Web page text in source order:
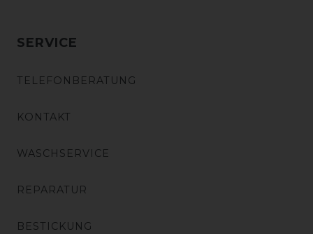
SERVICE
TELEFONBERATUNG
KONTAKT
WASCHSERVICE
REPARATUR
BESTICKUNG